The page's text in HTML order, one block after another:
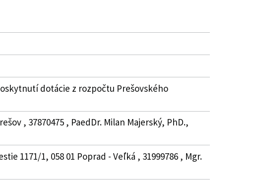
dotácie z rozpočtu Prešovského
, 37870475 , PaedDr. Milan Majerský, PhD.,
1171/1, 058 01 Poprad - Veľká , 31999786 , Mgr.